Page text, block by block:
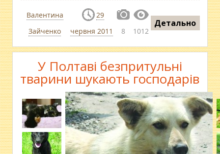
Валентина
Зайченко
29
червня 2011
8 1012
Детально
У Полтаві безпритульні
тварини шукають господарів